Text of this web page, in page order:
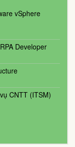
vSphere
Developer
CNTT (ITSM)